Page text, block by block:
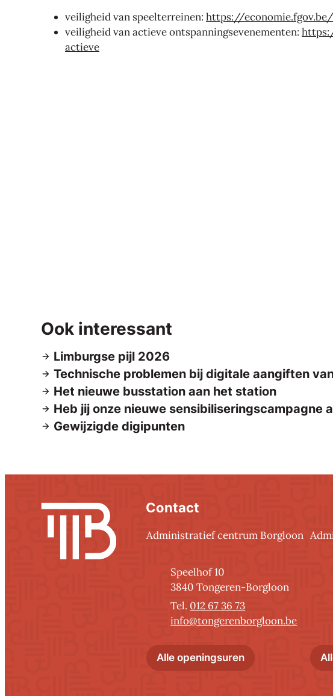
veiligheid van speelterreinen: https://
veiligheid van actieve ontspanningsevenementen:
actieve
Ook interessant
Limburgse pijl 2026
Technische problemen bij digitale aangiften
Het nieuwe busstation aan het station
Heb jij onze nieuwe sensibiliseringscampagne
Gewijzigde digipunten
Contact
Contact
Administratief centrum Borgloon
AdresSpeelhof 10
,3840 Tongeren-Borgloon
012 67 36 73
E-mailinfo@tongerenborgloon.be
Alle openingsurenAdministratief
E-